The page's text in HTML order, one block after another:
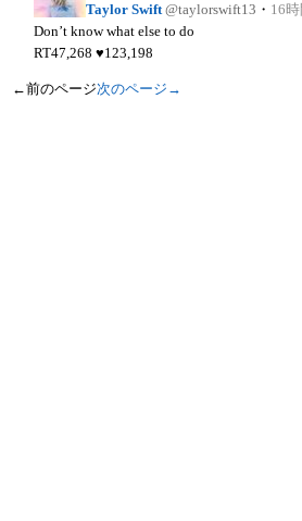
Taylor Swift @taylorswift13 ・ 16時
Don’t know what else to do
RT47,268♥123,198
←前のページ次のページ→